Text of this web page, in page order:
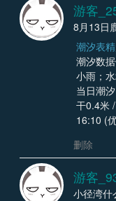
游客
8月13日
潮汐表
潮汐数
小雨；
当日潮
干0.4米
16:10 (
删除
游客
小径湾什